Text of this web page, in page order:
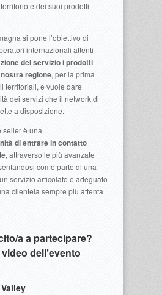
e dei suoi prodotti
si pone l’obiettivo di
internazionali attenti
del servizio i prodotti
regione, per la prima
territoriali, e vuole dare
dei servizi che il network di
a disposizione.
seller è una
di entrare in contatto
, attraverso le più avanzate
come parte di una
servizio articolato e adeguato
clientela sempre più attenta
a a partecipare?
dell’evento